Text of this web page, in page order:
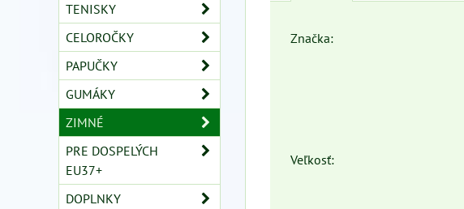
Značka:
Veľkosť:
TENISKY
CELOROČKY
PAPUČKY
GUMÁKY
ZIMNÉ
PRE DOSPELÝCH
EU37+
DOPLNKY